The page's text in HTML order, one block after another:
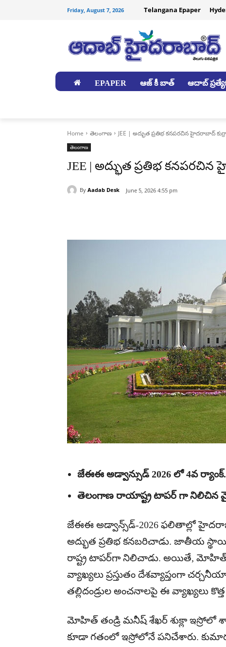
Friday, August 7, 2026 Telangana Epaper
EPAPER ఆజ్ కీ బాత్ ఆదాబ్
Home తెలంగాణ JEE | అద్భుత ప్రతిభ కనపరచిన హైదరాబాద్
తెలంగాణ
JEE | అద్భుత ప్రతిభ కనపరచిన
By Aadab Desk June 5, 2026 4:55 pm
జేఈఈ అడ్వాన్సుడ్ 2026 లో 4వ
తెలంగాణ రాయాష్ట్ర టాపర్ గా నిలిచిన
జేఈఈ అడ్వాన్స్‌డ్-2026 ఫలితాల్లో
అద్భుత ప్రతిభ కనబరిచాడు. జాతీయ
రాష్ట్ర టాపర్‌గా నిలిచాడు. అయితే, మోహిత్
వ్యాఖ్యలు ప్రస్తుతం దేశవ్యాప్తంగా
తల్లిదండ్రుల అంచనాలపై ఈ వ్యాఖ్యలు
మోహిత్ తండ్రి మనీష్ శేఖర్ శుక్లా ఇస్రోలో
కూడా గతంలో ఇస్రోలోనే పనిచేశారు.